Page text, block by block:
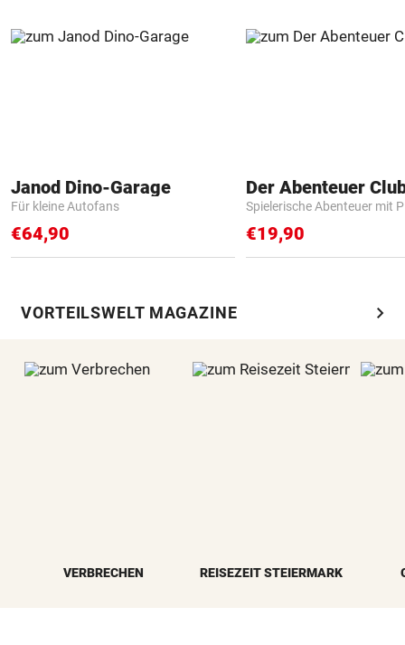
Janod Dino-Garage
Für kleine Autofans
€64,90
Der Abenteuer
Spielerische Abenteuer mit
€19,90
VORTEILSWELT MAGAZINE chevron_right
VERBRECHEN REISEZEIT STEIERMARK